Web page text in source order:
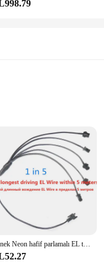
a magical addition
to your home,
The variety of sizes
or as part of a DIY
Esnek Neon hafif parlamalı EL tel halat kablo LED ışıkları yılbaşı dans Rave dekorasyon DIY ayakkabı giyim usb'li şerit LED lamba